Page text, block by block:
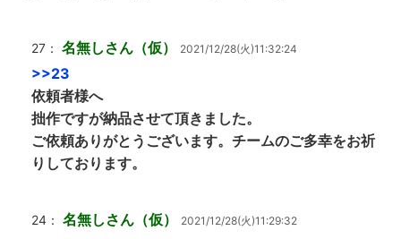
27： 名無しさん（仮） 2021/12/28(火)11:32:24
>>23
依頼者様へ
拙作ですが納品させて頂きました。
ご依頼ありがとうございます。チームのご多幸をお祈
りしております。
24： 名無しさん（仮） 2021/12/28(火)11:29:32